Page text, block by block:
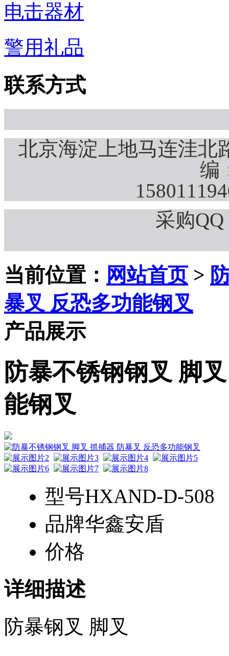
电击器材
警用礼品
联系方式
北京海淀上地马连洼北
编
采购QQ
当前位置： 网站首页>
暴叉 反恐多功能钢叉
产品展示
防暴不锈钢钢叉 脚
能钢叉
型号HXAND-D-508
品牌华鑫安盾
价格
详细描述
防暴钢叉 脚叉